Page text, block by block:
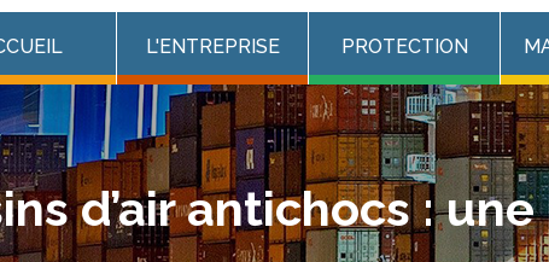
L'ENTREPRISE PROTECTION
d’air antichocs :